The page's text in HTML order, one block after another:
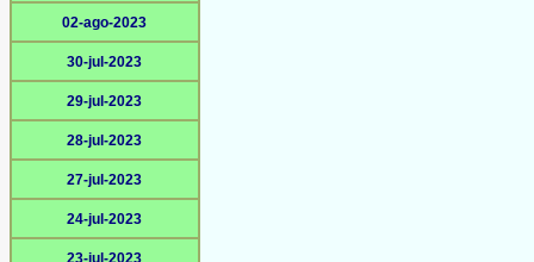
02-ago-2023
30-jul-2023
29-jul-2023
28-jul-2023
27-jul-2023
24-jul-2023
23-jul-2023